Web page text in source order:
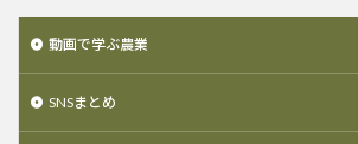
動画で学ぶ農業
SNSまとめ